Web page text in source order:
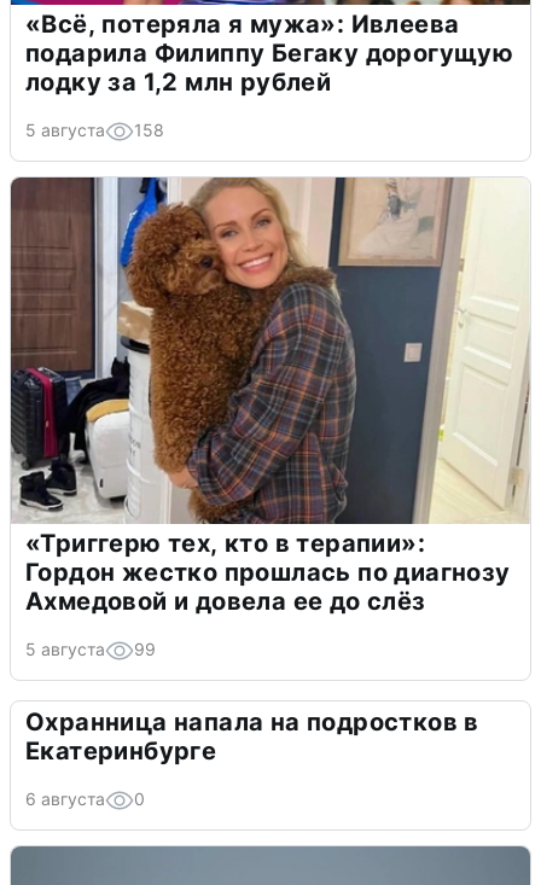
«Всё, потеряла я мужа»: Ивлеева
подарила Филиппу Бегаку дорогущую
лодку за 1,2 млн рублей
5 августа 158
«Триггерю тех, кто в терапии»:
Гордон жестко прошлась по диагнозу
Ахмедовой и довела ее до слёз
5 августа 99
Охранница напала на подростков в
Екатеринбурге
6 августа 0